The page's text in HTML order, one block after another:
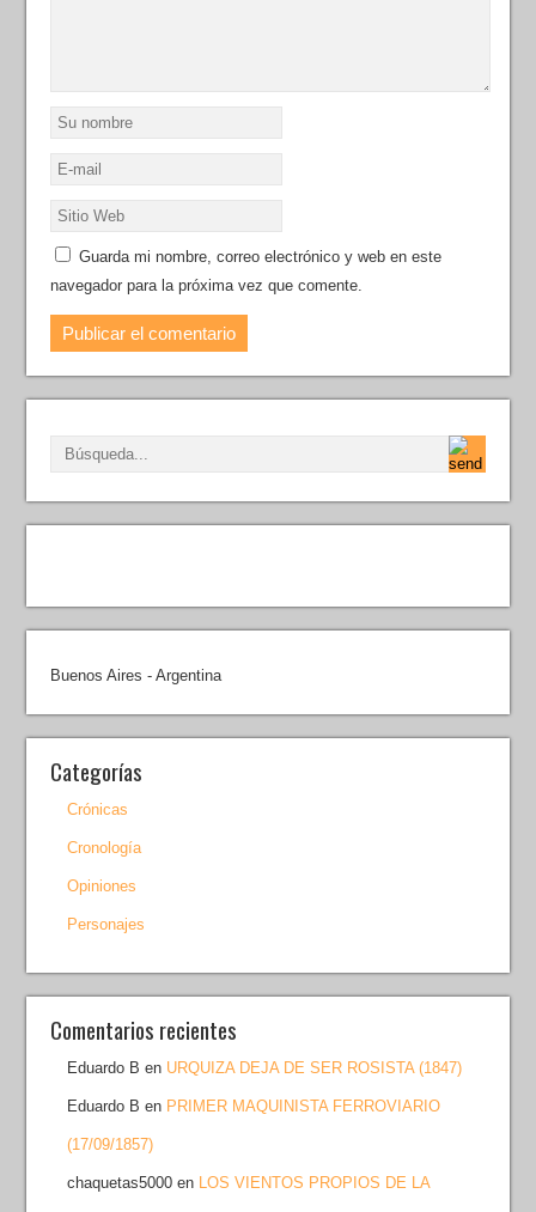
Guarda mi nombre, correo electrónico y web en este
navegador para la próxima vez que comente.
Buenos Aires - Argentina
Categorías
Crónicas
Cronología
Opiniones
Personajes
Comentarios recientes
Eduardo B en URQUIZA DEJA DE SER ROSISTA (1847)
Eduardo B en PRIMER MAQUINISTA FERROVIARIO
(17/09/1857)
chaquetas5000 en LOS VIENTOS PROPIOS DE LA